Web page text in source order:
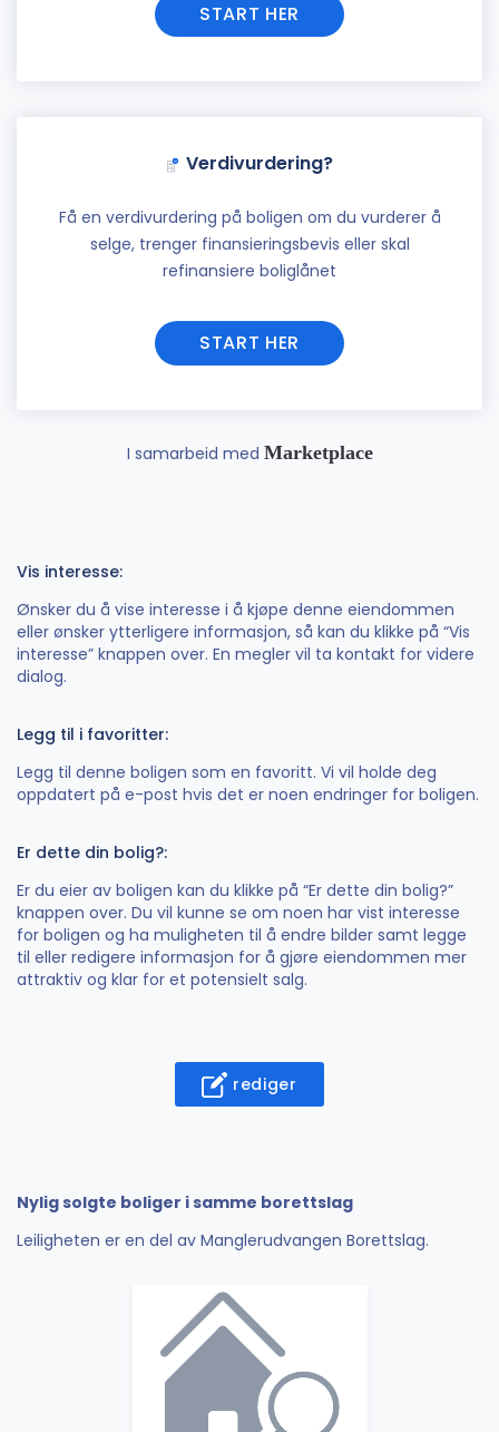
START HER
Verdivurdering?
Få en verdivurdering på boligen om du vurderer å
selge, trenger finansieringsbevis eller skal
refinansiere boliglånet
START HER
I samarbeid med Marketplace
Vis interesse:
Ønsker du å vise interesse i å kjøpe denne eiendommen
eller ønsker ytterligere informasjon, så kan du klikke på “Vis
interesse” knappen over. En megler vil ta kontakt for videre
dialog.
Legg til i favoritter:
Legg til denne boligen som en favoritt. Vi vil holde deg
oppdatert på e-post hvis det er noen endringer for boligen.
Er dette din bolig?:
Er du eier av boligen kan du klikke på “Er dette din bolig?”
knappen over. Du vil kunne se om noen har vist interesse
for boligen og ha muligheten til å endre bilder samt legge
til eller redigere informasjon for å gjøre eiendommen mer
attraktiv og klar for et potensielt salg.
rediger
Nylig solgte boliger i samme borettslag
Leiligheten er en del av Manglerudvangen Borettslag.